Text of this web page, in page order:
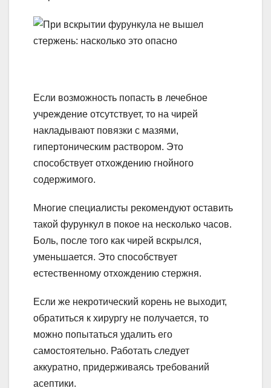
Если возможность попасть в лечебное
учреждение отсутствует, то на чирей
накладывают повязки с мазями,
гипертоническим раствором. Это
способствует отхождению гнойного
содержимого.
Многие специалисты рекомендуют оставить
такой фурункул в покое на несколько часов.
Боль, после того как чирей вскрылся,
уменьшается. Это способствует
естественному отхождению стержня.
Если же некротический корень не выходит,
обратиться к хирургу не получается, то
можно попытаться удалить его
самостоятельно. Работать следует
аккуратно, придерживаясь требований
асептики.